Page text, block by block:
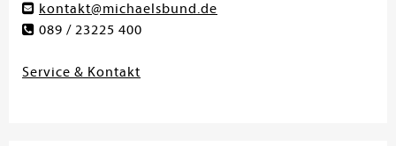
kontakt@michaelsbund.de
089 / 23225 400
Service & Kontakt